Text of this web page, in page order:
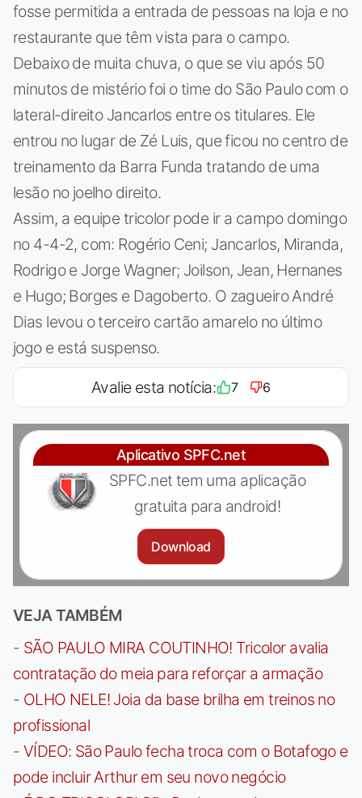
fosse permitida a entrada de pessoas na loja e no
restaurante que têm vista para o campo.
Debaixo de muita chuva, o que se viu após 50
minutos de mistério foi o time do São Paulo com o
lateral-direito Jancarlos entre os titulares. Ele
entrou no lugar de Zé Luis, que ficou no centro de
treinamento da Barra Funda tratando de uma
lesão no joelho direito.
Assim, a equipe tricolor pode ir a campo domingo
no 4-4-2, com: Rogério Ceni; Jancarlos, Miranda,
Rodrigo e Jorge Wagner; Joilson, Jean, Hernanes
e Hugo; Borges e Dagoberto. O zagueiro André
Dias levou o terceiro cartão amarelo no último
jogo e está suspenso.
Avalie esta notícia: 7 6
Aplicativo SPFC.net
SPFC.net tem uma aplicação
gratuita para android!
Download
VEJA TAMBÉM
- SÃO PAULO MIRA COUTINHO! Tricolor avalia
contratação do meia para reforçar a armação
- OLHO NELE! Joia da base brilha em treinos no
profissional
- VÍDEO: São Paulo fecha troca com o Botafogo e
pode incluir Arthur em seu novo negócio